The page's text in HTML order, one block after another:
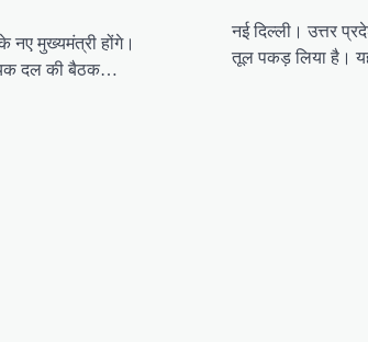
नए मुख्यमंत्री होंगे।
दल की बैठक…
नई दिल्ली। उत्तर
तूल पकड़ लिया है।